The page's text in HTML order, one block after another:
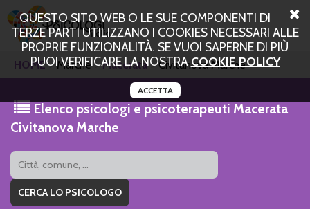
QUESTO SITO WEB O LE SUE COMPONENTI DI
TERZE PARTI UTILIZZANO I COOKIES NECESSARI ALLE
PROPRIE FUNZIONALITÀ. SE VUOI SAPERNE DI PIÙ
PUOI VERIFICARE LA NOSTRACOOKIE POLICY
ACCETTA
HOME Marche Macerata Civitanova Marche
Elenco psicologi e psicoterapeuti Macerata
Civitanova Marche